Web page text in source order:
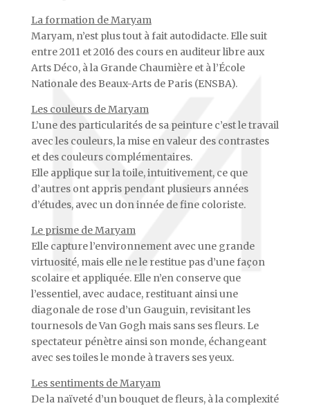
La formation de Maryam
Maryam, n’est plus tout à fait autodidacte. Elle suit
entre 2011 et 2016 des cours en auditeur libre aux
Arts Déco, à la Grande Chaumière et à l’École
Nationale des Beaux-Arts de Paris (ENSBA).
Les couleurs de Maryam
L’une des particularités de sa peinture c’est le travail
avec les couleurs, la mise en valeur des contrastes
et des couleurs complémentaires.
Elle applique sur la toile, intuitivement, ce que
d’autres ont appris pendant plusieurs années
d’études, avec un don innée de fine coloriste.
Le prisme de Maryam
Elle capture l’environnement avec une grande
virtuosité, mais elle ne le restitue pas d’une façon
scolaire et appliquée. Elle n’en conserve que
l’essentiel, avec audace, restituant ainsi une
diagonale de rose d’un Gauguin, revisitant les
tournesols de Van Gogh mais sans ses fleurs. Le
spectateur pénètre ainsi son monde, échangeant
avec ses toiles le monde à travers ses yeux.
Les sentiments de Maryam
De la naïveté d’un bouquet de fleurs, à la complexité